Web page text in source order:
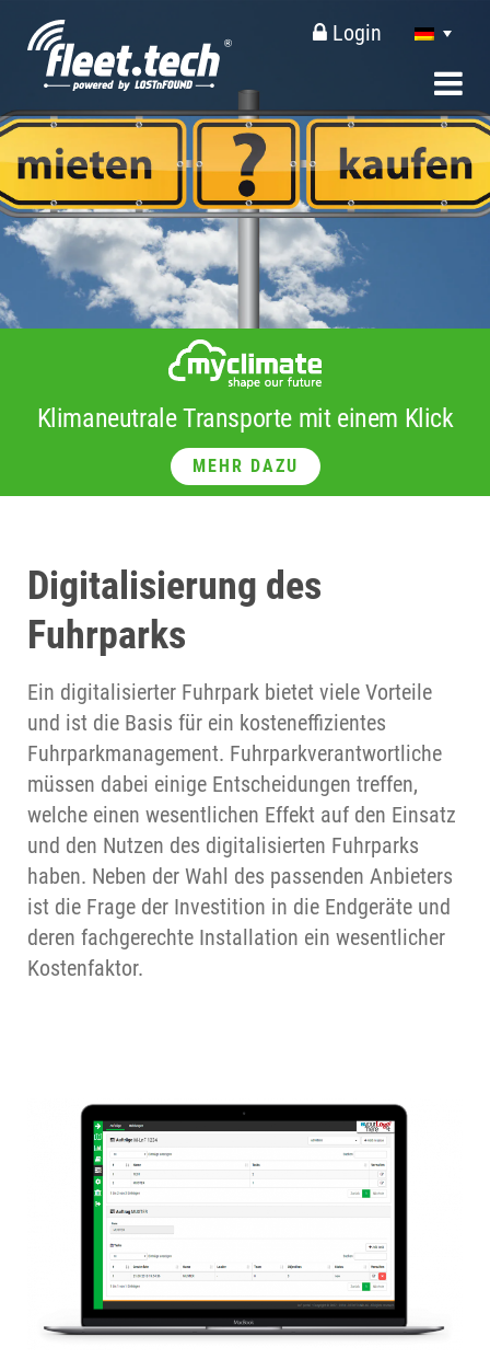
Login
Klimaneutrale Transporte mit einem Klick
MEHR DAZU
Digitalisierung des
Fuhrparks
Ein digitalisierter Fuhrpark bietet viele Vorteile
und ist die Basis für ein kosteneffizientes
Fuhrparkmanagement. Fuhrparkverantwortliche
müssen dabei einige Entscheidungen treffen,
welche einen wesentlichen Effekt auf den Einsatz
und den Nutzen des digitalisierten Fuhrparks
haben. Neben der Wahl des passenden Anbieters
ist die Frage der Investition in die Endgeräte und
deren fachgerechte Installation ein wesentlicher
Kostenfaktor.